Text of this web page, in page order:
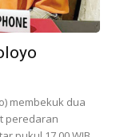
membekuk dua
peredaran